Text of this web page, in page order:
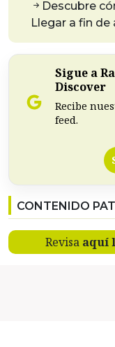
Descubre
Llegar a fin
Sigue a
Discover
Recibe
feed.
CONTENIDO
Revisa aquí